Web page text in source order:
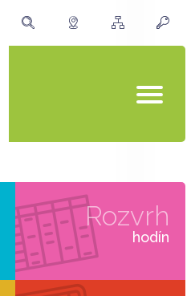
Rozvrh
hodín